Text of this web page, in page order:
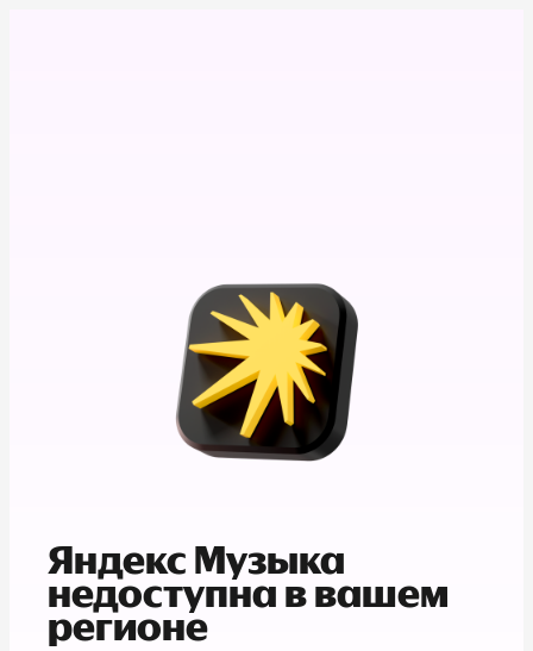
Яндекс Музыка
недоступна в вашем
регионе